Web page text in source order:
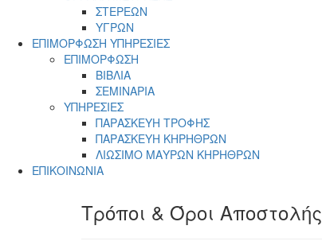
ΣΤΕΡΕΩΝ
ΥΓΡΩΝ
ΕΠΙΜΟΡΦΩΣΗ ΥΠΗΡΕΣΙΕΣ
ΕΠΙΜΟΡΦΩΣΗ
ΒΙΒΛΙΑ
ΣΕΜΙΝΑΡΙΑ
ΥΠΗΡΕΣΙΕΣ
ΠΑΡΑΣΚΕΥΗ ΤΡΟΦΗΣ
ΠΑΡΑΣΚΕΥΗ ΚΗΡΗΘΡΩΝ
ΛΙΩΣΙΜΟ ΜΑΥΡΩΝ ΚΗΡΗΘΡΩΝ
ΕΠΙΚΟΙΝΩΝΙΑ
Τρόποι & Όροι Αποστολής